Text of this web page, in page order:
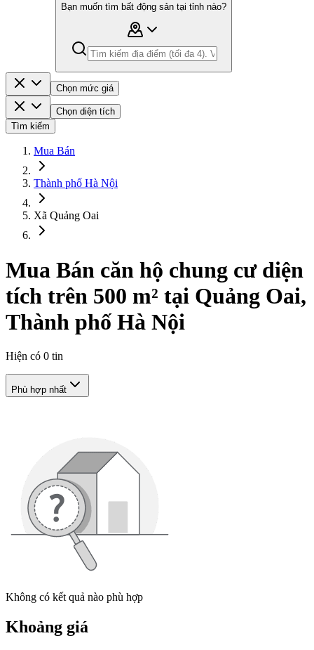
Bạn muốn tìm bất động sản tại tỉnh nào?
Chọn mức giá
Chọn diện tích
Tìm kiếm
Mua Bán
Thành phố Hà Nội
Xã Quảng Oai
Mua Bán căn hộ chung cư diện
tích trên 500 m² tại Quảng Oai,
Thành phố Hà Nội
Hiện có 0 tin
Phù hợp nhất
Không có kết quả nào phù hợp
Khoảng giá